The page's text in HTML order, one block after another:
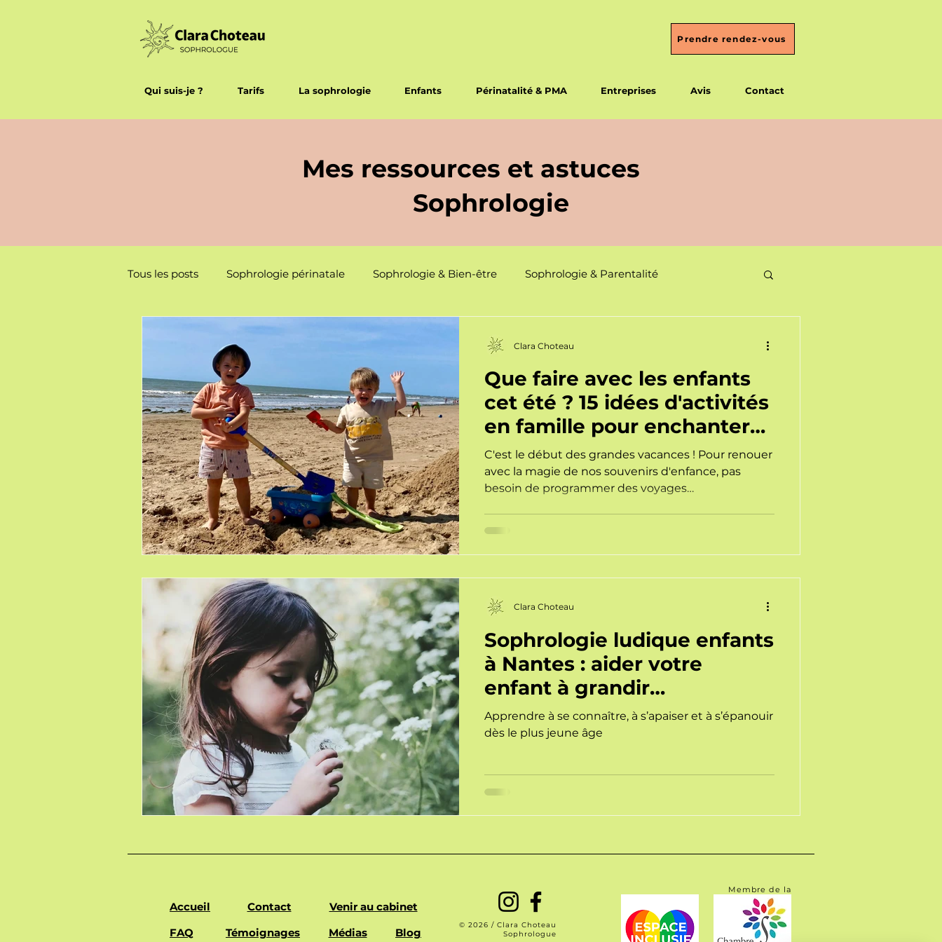
Prendre rendez-vous
Qui suis-je ? Tarifs La sophrologie Enfants Périnatalité & PMA Entreprises Avis Contact
Mes ressources et astuces
Sophrologie
Tous les posts Sophrologie périnatale Sophrologie & Bien-être Sophrologie & Parentalité
Sophrologie ludique enfants Sophrologie en entreprise
Que faire avec les enfants
cet été ? 15 idées d'activités
en famille pour enchanter
l'été
C'est le début des grandes vacances ! Pour renouer
avec la magie de nos souvenirs d'enfance, pas
besoin de programmer des voyages
déconnecter et enchanter l'été de vos enfants.
Clara Choteau
Sophrologie ludique enfants
à Nantes : aider votre
enfant à grandir
sereinement
Apprendre à se connaître, à s’apaiser et à s’épanouir
dès le plus jeune âge
Clara Choteau
Accueil
FAQ
Contact
Témoignages
Venir au cabinet
Médias
Blog
© 2026 / Clara Choteau
Sophrologue
Membre de la